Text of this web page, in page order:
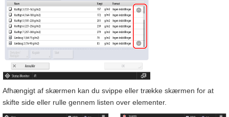
Afhængigt af skærmen kan du svippe eller trække skærmen for at
skifte side eller rulle gennem listen over elementer.